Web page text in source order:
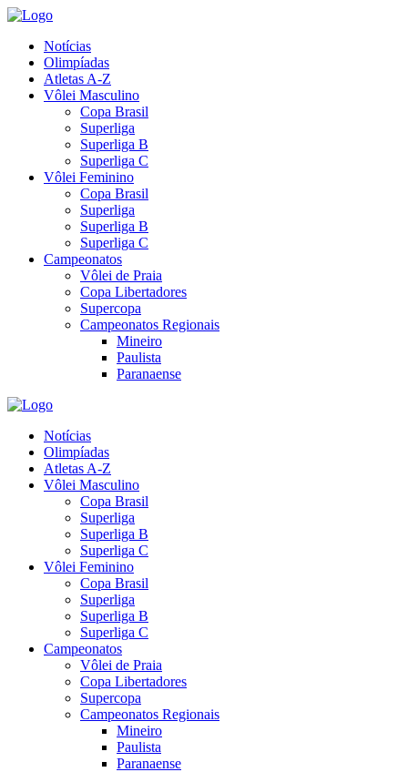
Notícias
Olimpíadas
Atletas A-Z
Vôlei Masculino
Copa Brasil
Superliga
Superliga B
Superliga C
Vôlei Feminino
Copa Brasil
Superliga
Superliga B
Superliga C
Campeonatos
Vôlei de Praia
Copa Libertadores
Supercopa
Campeonatos Regionais
Mineiro
Paulista
Paranaense
Notícias
Olimpíadas
Atletas A-Z
Vôlei Masculino
Copa Brasil
Superliga
Superliga B
Superliga C
Vôlei Feminino
Copa Brasil
Superliga
Superliga B
Superliga C
Campeonatos
Vôlei de Praia
Copa Libertadores
Supercopa
Campeonatos Regionais
Mineiro
Paulista
Paranaense